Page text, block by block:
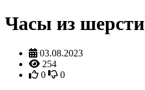
Часы из шерсти
03.08.2023
254
0
0